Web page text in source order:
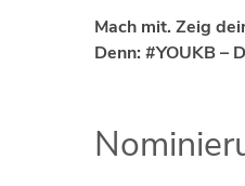
Mach mit. Zeig
Denn: #YOUKB –